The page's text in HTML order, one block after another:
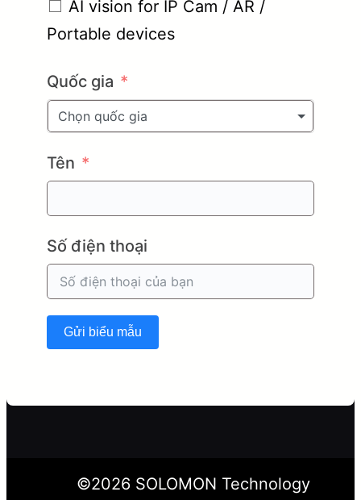
AI vision for IP Cam / AR /
Portable devices
Quốc gia
Chọn quốc gia
Tên
Số điện thoại
Gửi biểu mẫu
©2026SOLOMON Technology